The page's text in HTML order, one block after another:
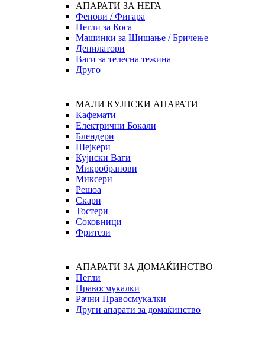
АПАРАТИ ЗА НЕГА
Фенови / Фигара
Пегли за Коса
Машинки за Шишање / Бричење
Депилатори
Ваги за телесна тежина
Друго
МАЛИ КУЈНСКИ АПАРАТИ
Кафемати
Електрични Бокали
Блендери
Шејкери
Кујнски Ваги
Микробранови
Миксери
Решоа
Скари
Тостери
Соковници
Фритези
АПАРАТИ ЗА ДОМАЌИНСТВО
Пегли
Правосмукалки
Рачни Правосмукалки
Други апарати за домаќинство